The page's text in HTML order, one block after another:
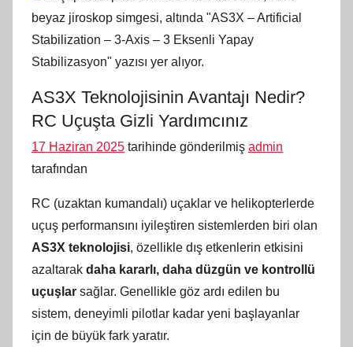
AS3X Teknolojisinin Avantajı Nedir?
RC Uçuşta Gizli Yardımcınız
17 Haziran 2025 tarihinde gönderilmiş admin
tarafından
RC (uzaktan kumandalı) uçaklar ve helikopterlerde
uçuş performansını iyileştiren sistemlerden biri olan
AS3X teknolojisi, özellikle dış etkenlerin etkisini
azaltarak daha kararlı, daha düzgün ve kontrollü
uçuşlar sağlar. Genellikle göz ardı edilen bu
sistem, deneyimli pilotlar kadar yeni başlayanlar
için de büyük fark yaratır.